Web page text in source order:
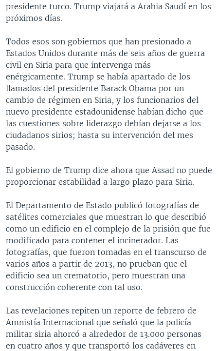
presidente turco. Trump viajará a Arabia Saudí en los
próximos días.
Todos esos son gobiernos que han presionado a
Estados Unidos durante más de seis años de guerra
civil en Siria para que intervenga más
enérgicamente. Trump se había apartado de los
llamados del presidente Barack Obama por un
cambio de régimen en Siria, y los funcionarios del
nuevo presidente estadounidense habían dicho que
las cuestiones sobre liderazgo debían dejarse a los
ciudadanos sirios; hasta su intervención del mes
pasado.
El gobierno de Trump dice ahora que Assad no puede
proporcionar estabilidad a largo plazo para Siria.
El Departamento de Estado publicó fotografías de
satélites comerciales que muestran lo que describió
como un edificio en el complejo de la prisión que fue
modificado para contener el incinerador. Las
fotografías, que fueron tomadas en el transcurso de
varios años a partir de 2013, no prueban que el
edificio sea un crematorio, pero muestran una
construcción coherente con tal uso.
Las revelaciones repiten un reporte de febrero de
Amnistía Internacional que señaló que la policía
militar siria ahorcó a alrededor de 13.000 personas
en cuatro años y que transportó los cadáveres en